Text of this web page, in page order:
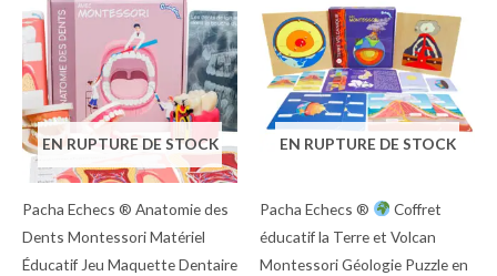
EN RUPTURE DE STOCK
Pacha Echecs ® Anatomie des
Dents Montessori Matériel
Éducatif Jeu Maquette Dentaire
EN RUPTURE DE STOCK
Pacha Echecs ®
Coffret
éducatif la Terre et Volcan
Montessori Géologie Puzzle en
initial
était :
49.99€.
actuel
est :
39.99€.